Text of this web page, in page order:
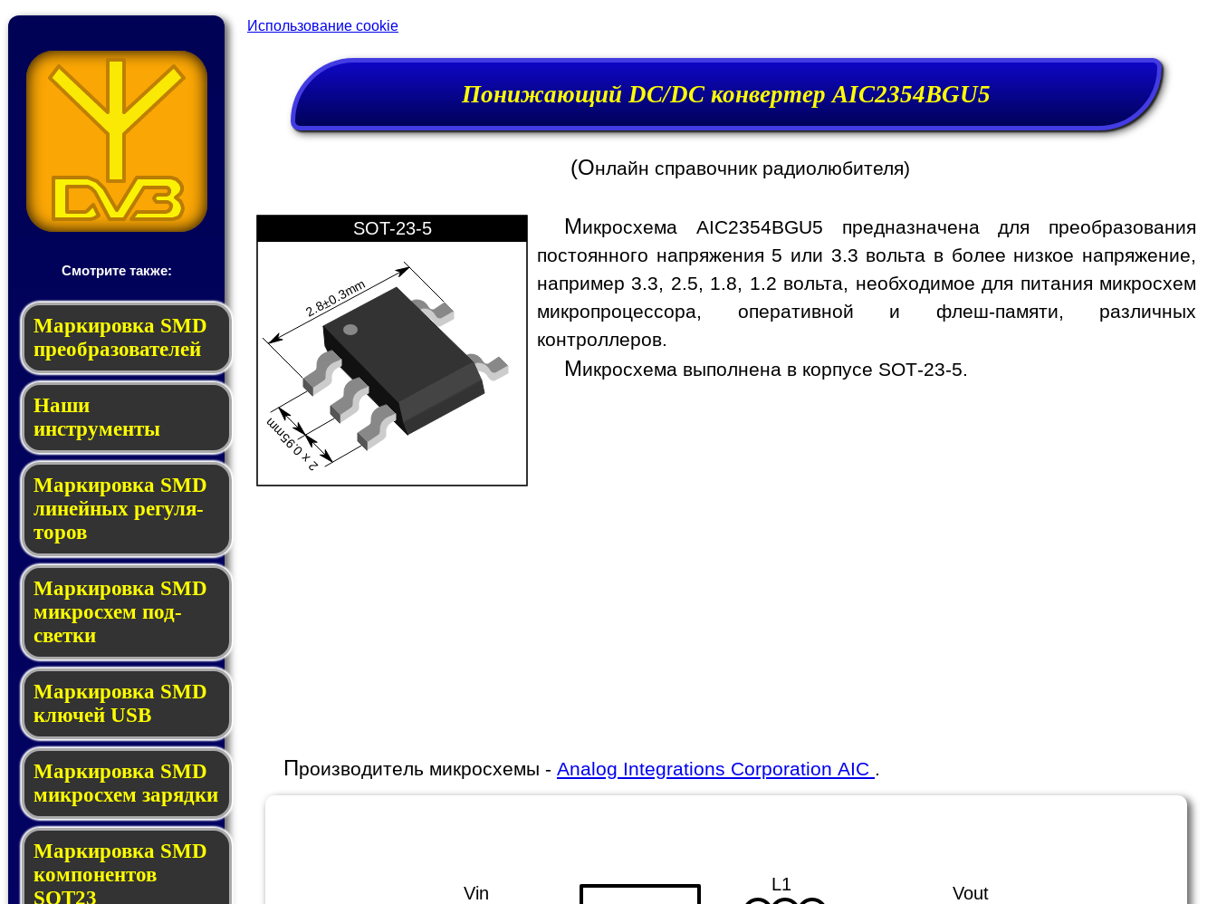
Смотрите также:
Мар­ки­ров­ка SMD
пре­об­ра­зо­ва­те­лей
Наши
инструменты
Маркировка SMD
ли­ней­ных ре­гу­ля­
то­ров
Маркировка SMD
мик­ро­схем под­
свет­ки
Маркировка SMD
клю­чей USB
Маркировка SMD
мик­рос­хем за­ряд­ки
Маркировка SMD
ком­по­нен­тов
SOT23
Использование cookie
Понижающий DC/DC конвертер AIC2354BGU5
(Онлайн справочник радиолюбителя)
2.8±0.3mm
2 x 0.95mm
SOT-23-5 Микросхема AIC2354BGU5 предназначена для преобразования
постоянного напряжения 5 или 3.3 вольта в более низкое напряжение,
например 3.3, 2.5, 1.8, 1.2 вольта, необходимое для питания микросхем
микропроцессора, оперативной и флеш-памяти, различных
контроллеров.
Микросхема выполнена в корпусе SOT-23-5.
Производитель микросхемы - Analog Integrations Corporation AIC
L1
Vin
Vout